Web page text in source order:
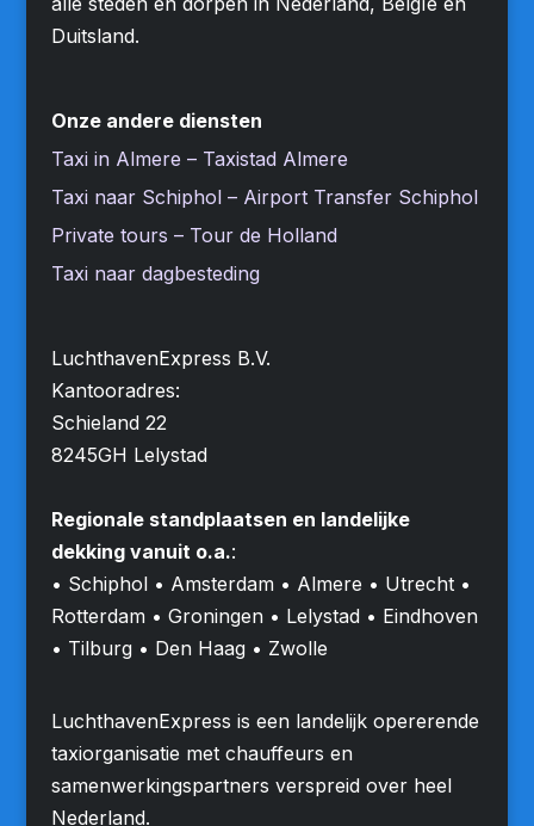
Duitsland.
Onze andere diensten
Taxi in Almere – Taxistad Almere
Taxi naar Schiphol – Airport Transfer Schiphol
Private tours – Tour de Holland
Taxi naar dagbesteding
LuchthavenExpress B.V.
Kantooradres:
Schieland 22
8245GH Lelystad
Regionale standplaatsen en landelijke
dekking vanuit o.a.:
• Schiphol • Amsterdam • Almere • Utrecht •
Rotterdam • Groningen • Lelystad • Eindhoven
• Tilburg • Den Haag • Zwolle
LuchthavenExpress is een landelijk opererende
taxiorganisatie met chauffeurs en
samenwerkingspartners verspreid over heel
Nederland.